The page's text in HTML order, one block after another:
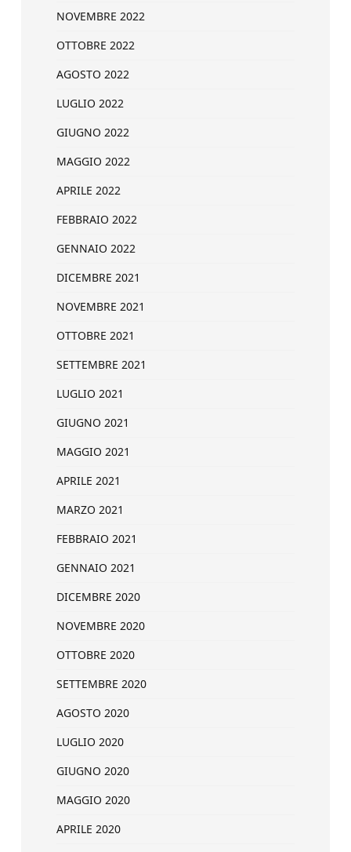
NOVEMBRE 2022
OTTOBRE 2022
AGOSTO 2022
LUGLIO 2022
GIUGNO 2022
MAGGIO 2022
APRILE 2022
FEBBRAIO 2022
GENNAIO 2022
DICEMBRE 2021
NOVEMBRE 2021
OTTOBRE 2021
SETTEMBRE 2021
LUGLIO 2021
GIUGNO 2021
MAGGIO 2021
APRILE 2021
MARZO 2021
FEBBRAIO 2021
GENNAIO 2021
DICEMBRE 2020
NOVEMBRE 2020
OTTOBRE 2020
SETTEMBRE 2020
AGOSTO 2020
LUGLIO 2020
GIUGNO 2020
MAGGIO 2020
APRILE 2020